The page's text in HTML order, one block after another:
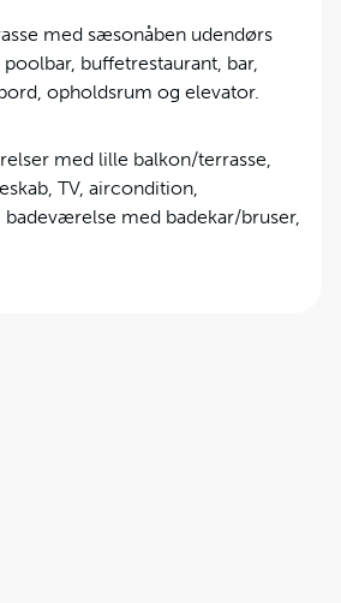
med sæsonåben udendørs
buffetrestaurant, bar,
opholdsrum og elevator.
med lille balkon/terrasse,
TV, aircondition,
badeværelse med badekar/bruser,